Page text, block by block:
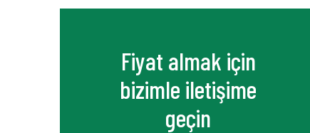
Fiyat almak için
bizimle iletişime
geçin